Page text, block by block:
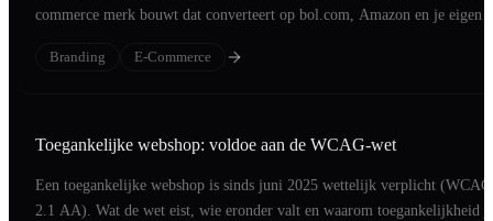
commerce merk bouwt dat converteert op bol.com, Amazon en je eigen
Branding
E-Commerce
Toegankelijke webshop: voldoe aan de WCAG-wet
Een toegankelijke webshop is sinds juni 2025 wettelijk verplicht (WCAG
2.1 AA). Wat de wet eist, wie eronder valt en waarom toegankelijkheid